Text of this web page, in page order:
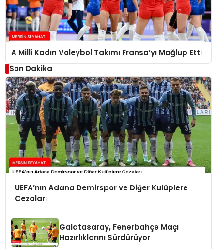
A Milli Kadın Voleybol Takımı Fransa’yı Mağlup Etti
Son Dakika
UEFA’nın Adana Demirspor ve Diğer Kulüplere
Cezaları
Galatasaray, Fenerbahçe Maçı
Hazırlıklarını Sürdürüyor